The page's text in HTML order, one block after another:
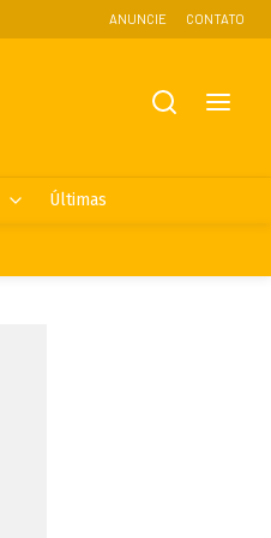
ANUNCIE CONTATO
Últimas